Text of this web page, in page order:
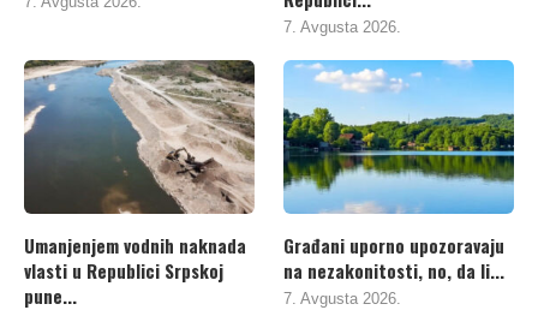
7. Avgusta 2026.
Umanjenjem vodnih naknada
vlasti u Republici Srpskoj
pune...
Građani uporno upozoravaju
na nezakonitosti, no, da li...
7. Avgusta 2026.